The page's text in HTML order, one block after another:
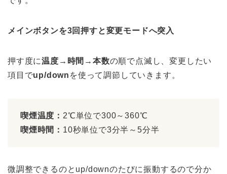
メインボタンを3回押すと変更モードへ突入
押す度に温度→時間→本数の順で点滅し、変更したい
項目でup/down を使って調節していきます。
喫煙温度： 2℃単位で300～360℃
喫煙時間： 10秒単位で3分半～5分半
微調整できるのとup/downのたびに振動するので分か